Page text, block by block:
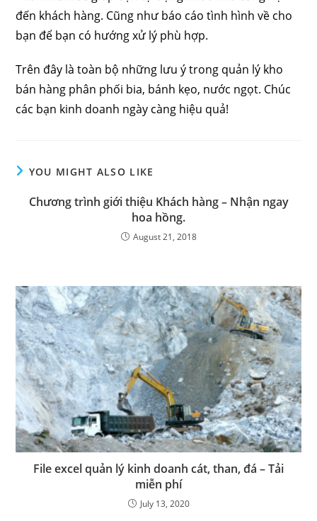
đến khách hàng. Cũng như báo cáo tình hình về cho
bạn để bạn có hướng xử lý phù hợp.
Trên đây là toàn bộ những lưu ý trong quản lý kho
bán hàng phân phối bia, bánh kẹo, nước ngọt. Chúc
các bạn kinh doanh ngày càng hiệu quả!
YOU MIGHT ALSO LIKE
Chương trình giới thiệu Khách hàng – Nhận ngay
hoa hồng.
August 21, 2018
File excel quản lý kinh doanh cát, than, đá – Tải
miễn phí
July 13, 2020